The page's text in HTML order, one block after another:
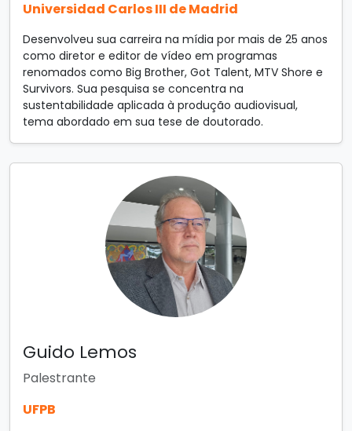
Universidad Carlos III de Madrid
Desenvolveu sua carreira na mídia por mais de 25 anos
como diretor e editor de vídeo em programas
renomados como Big Brother, Got Talent, MTV Shore e
Survivors. Sua pesquisa se concentra na
sustentabilidade aplicada à produção audiovisual,
tema abordado em sua tese de doutorado.
Guido Lemos
Palestrante
UFPB